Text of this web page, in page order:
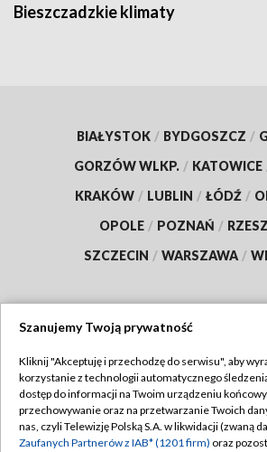
Bieszczadzkie klimaty
BIAŁYSTOK / BYDGOSZCZ /
GORZÓW WLKP. / KATOWICE
KRAKÓW / LUBLIN / ŁÓDŹ /
OPOLE / POZNAŃ /
SZCZECIN / WARSZAWA /
TVP
Abonament TVP
Emisja w TVP
Regulamin TVP
Polityka
Szanujemy Twoją prywatność
Kliknij "Akceptuję i przechodzę do serwisu", aby
korzystanie z technologii automatycznego
dostęp do informacji na Twoim urządzeniu
przechowywanie oraz na przetwarzanie Twoich
nas, czyli Telewizję Polską S.A. w likwidacji (zwaną
Zaufanych Partnerów z IAB* (1201 firm) oraz